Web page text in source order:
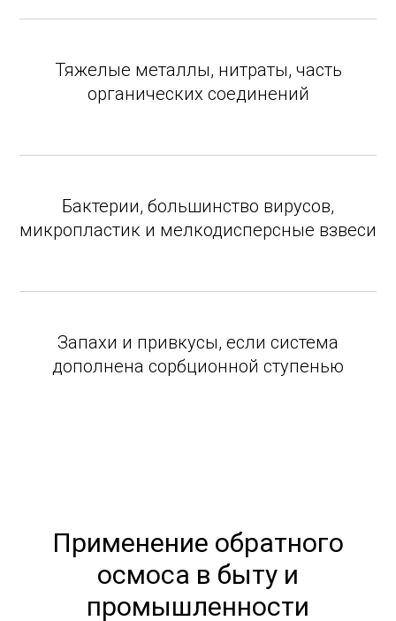
Тяжелые металлы, нитраты, часть
органических соединений
Бактерии, большинство вирусов,
микропластик и мелкодисперсные взвеси
Запахи и привкусы, если система
дополнена сорбционной ступенью
Применение обратного
осмоса в быту и
промышленности